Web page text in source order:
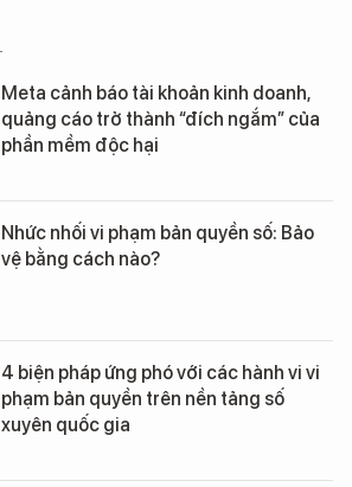
Meta cảnh báo tài khoản kinh doanh,
quảng cáo trở thành “đích ngắm” của
phần mềm độc hại
Nhức nhối vi phạm bản quyền số: Bảo
vệ bằng cách nào?
4 biện pháp ứng phó với các hành vi vi
phạm bản quyền trên nền tảng số
xuyên quốc gia